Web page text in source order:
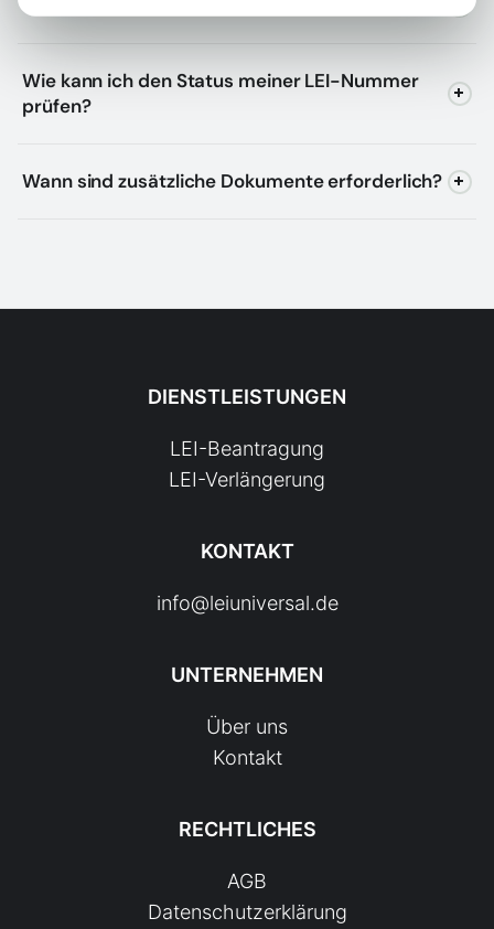
Wie lange ist eine LEI-Nummer gültig?
Wie kann ich den Status meiner LEI-Nummer
prüfen?
Wann sind zusätzliche Dokumente erforderlich?
DIENSTLEISTUNGEN
LEI-Beantragung
LEI-Verlängerung
KONTAKT
info@leiuniversal.de
UNTERNEHMEN
Über uns
Kontakt
RECHTLICHES
AGB
Datenschutzerklärung